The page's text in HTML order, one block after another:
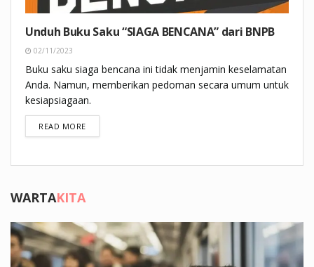
Unduh Buku Saku “SIAGA BENCANA” dari BNPB
02/11/2023
Buku saku siaga bencana ini tidak menjamin keselamatan
Anda. Namun, memberikan pedoman secara umum untuk
kesiapsiagaan.
READ MOREDETAILS
WARTAKITA